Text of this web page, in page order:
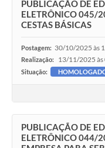
PUBLICAÇÃO DE
ELETRÔNICO 045/
CESTAS BÁSICAS
Postagem: 30/10/2025 às
Realização: 13/11/2025
Situação:
PUBLICAÇÃO DE
ELETRÔNICO 044/